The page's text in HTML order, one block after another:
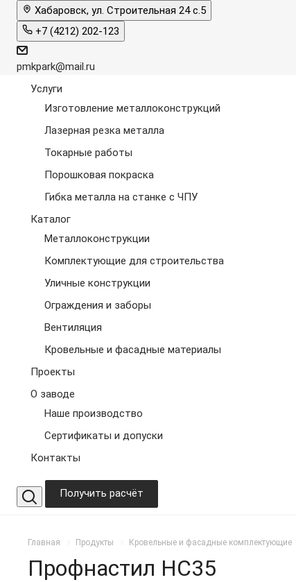
Хабаровск, ул. Строительная 24 с.5
+7 (4212) 202-123
pmkpark@mail.ru
Услуги
Изготовление металлоконструкций
Лазерная резка металла
Токарные работы
Порошковая покраска
Гибка металла на станке с ЧПУ
Каталог
Металлоконструкции
Комплектующие для строительства
Уличные конструкции
Ограждения и заборы
Вентиляция
Кровельные и фасадные материалы
Проекты
О заводе
Наше производство
Сертификаты и допуски
Контакты
Получить расчёт
Главная Продукты Кровельные и фасадные комплектующие
Профнастил НС35